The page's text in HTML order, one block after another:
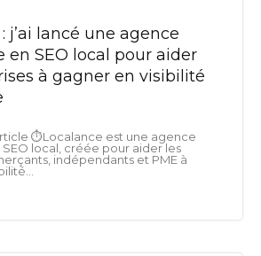
j’ai lancé une agence
en SEO local pour aider
à gagner en visibilité
⏱️Localance est une agence
local, créée pour aider les
indépendants et PME à